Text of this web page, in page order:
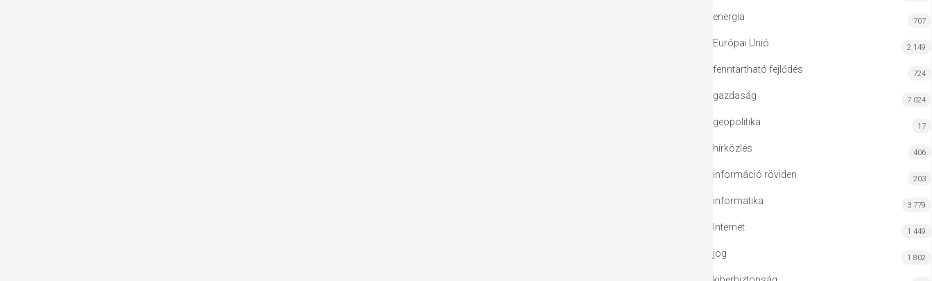
energia 707
Európai Unió 2 149
fenntartható fejlődés 724
gazdaság 7 024
geopolitika 17
hírközlés 406
információ röviden 203
informatika 3 779
Internet 1 449
jog 1 802